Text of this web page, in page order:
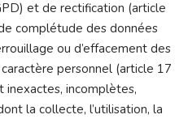
et de rectification (article
complétude des données
ou d’effacement des
personnel (article 17
inexactes, incomplètes,
la collecte, l’utilisation, la